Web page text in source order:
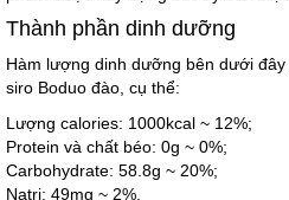
Thành phần dinh dưỡng
Hàm lượng dinh dưỡng bên dưới
siro Boduo đào, cụ thể:
Lượng calories: 1000kcal ~ 12%;
Protein và chất béo: 0g ~ 0%;
Carbohydrate: 58.8g ~ 20%;
Natri: 49mg ~ 2%.